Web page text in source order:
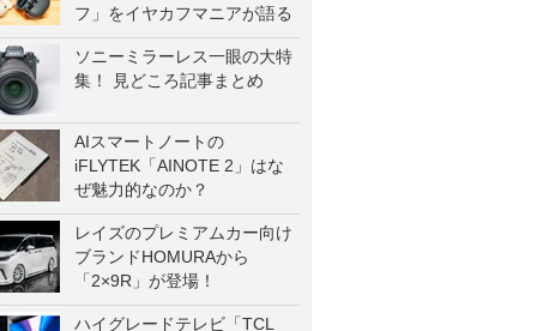
フ」をイヤカフマニアが語る
ソニーミラーレス一眼の大特
集！ 見どころ記事まとめ
AIスマートノートの
iFLYTEK「AINOTE 2」はな
ぜ魅力的なのか？
レイズのプレミアムカー向け
ブランドHOMURAから
「2×9R」が登場！
ハイグレードテレビ「TCL